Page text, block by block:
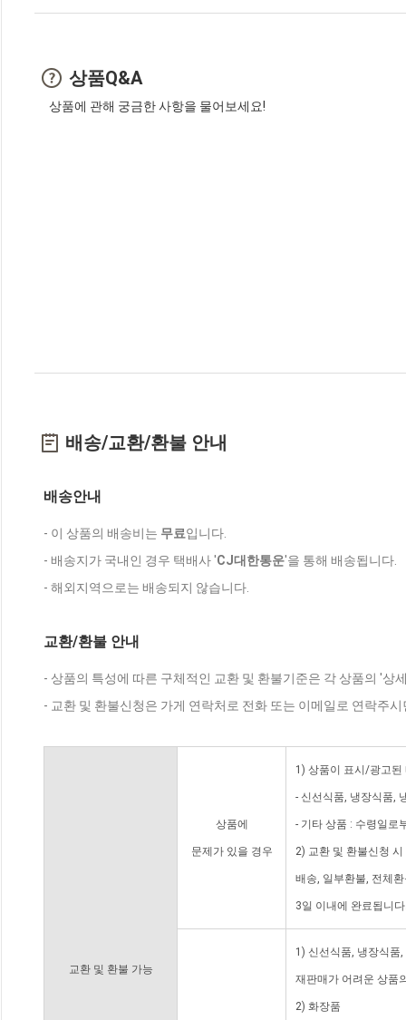
상품Q&A
상품에 관해 궁금한 사항을 물어보세요!
배송/교환/환불 안내
배송안내
- 이 상품의 배송비는 무료입니다.
- 배송지가 국내인 경우 택배사 'CJ대한통운'을 통해 배송됩니다.
- 해외지역으로는 배송되지 않습니다.
교환/환불 안내
- 상품의 특성에 따른 구체적인 교환 및 환불기준은 각 상품의 '상
- 교환 및 환불신청은 가게 연락처로 전화 또는 이메일로 연락주
교환 및 환불 가능
상품에
문제가 있을 경우
1) 상품이 표시/광고된
- 신선식품, 냉장식품,
- 기타 상품 : 수령일로
2) 교환 및 환불신청
배송, 일부환불, 전체
3일 이내에 완료됩니
1) 신선식품, 냉장식품
재판매가 어려운 상품
2) 화장품